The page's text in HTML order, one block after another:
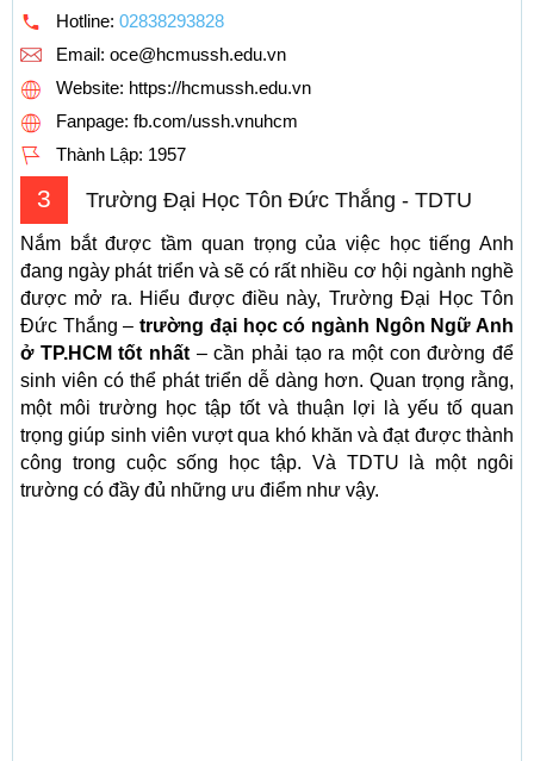
Hotline: 02838293828
Email: oce@hcmussh.edu.vn
Website: https://hcmussh.edu.vn
Fanpage: fb.com/ussh.vnuhcm
Thành Lập: 1957
3 Trường Đại Học Tôn Đức Thắng - TDTU
Nắm bắt được tầm quan trọng của việc học tiếng Anh
đang ngày phát triển và sẽ có rất nhiều cơ hội ngành nghề
được mở ra. Hiểu được điều này, Trường Đại Học Tôn
Đức Thắng –trường đại học có ngành Ngôn Ngữ Anh
ở TP.HCM tốt nhất – cần phải tạo ra một con đường để
sinh viên có thể phát triển dễ dàng hơn. Quan trọng rằng,
một môi trường học tập tốt và thuận lợi là yếu tố quan
trọng giúp sinh viên vượt qua khó khăn và đạt được thành
công trong cuộc sống học tập. Và TDTU là một ngôi
trường có đầy đủ những ưu điểm như vậy.